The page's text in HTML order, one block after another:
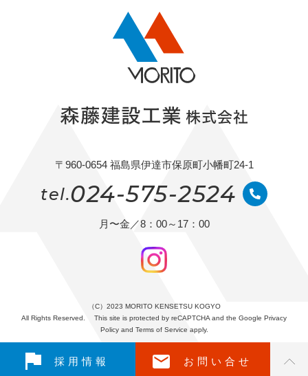
採用情報 お問い合せ
〒960-0654 福島県伊達市保原町小幡町24-1
tel.024-575-2524
月〜金／8：00～17：00
（C）2023 MORITO KENSETSU KOGYO
All Rights Reserved.
This site is protected by reCAPTCHA and the Google Privacy
Policyand Terms of Service apply.